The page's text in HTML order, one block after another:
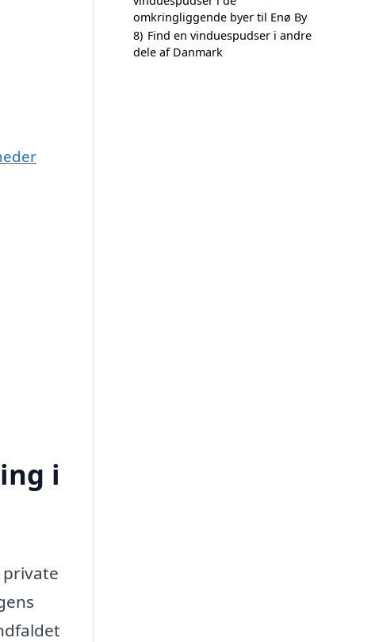
i
omkringliggende byer til Enø By
8) Find en vinduespudser i andre
dele af Danmark